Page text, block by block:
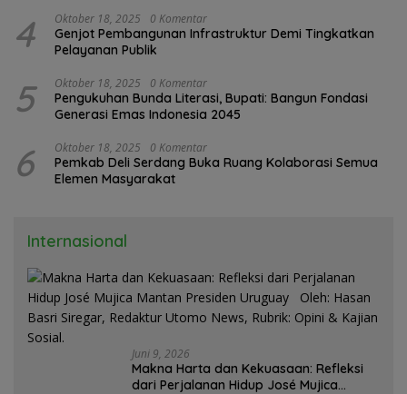
4 Oktober 18, 2025 0 Komentar
Genjot Pembangunan Infrastruktur Demi Tingkatkan
Pelayanan Publik
5 Oktober 18, 2025 0 Komentar
Pengukuhan Bunda Literasi, Bupati: Bangun Fondasi
Generasi Emas Indonesia 2045
6 Oktober 18, 2025 0 Komentar
Pemkab Deli Serdang Buka Ruang Kolaborasi Semua
Elemen Masyarakat
Internasional
Juni 9, 2026
Makna Harta dan Kekuasaan: Refleksi
dari Perjalanan Hidup José Mujica